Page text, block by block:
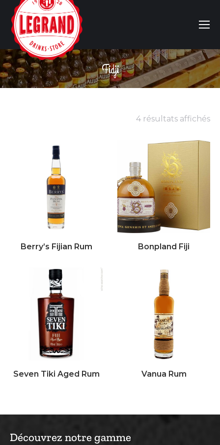
Fidji
Vous êtes ici :
4 résultats affichés
Berry’s Fijian Rum Bonpland Fiji
Seven Tiki Aged Rum Vanua Rum
Découvrez notre gamme